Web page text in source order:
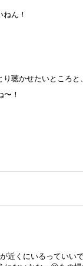
ん！
聴かせたいところ
！
くにいるってい